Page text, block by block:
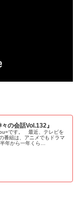
の会話Vol.132』
です。 最近、テレビを
番組は、アニメでもドラマ
年から一年くら…